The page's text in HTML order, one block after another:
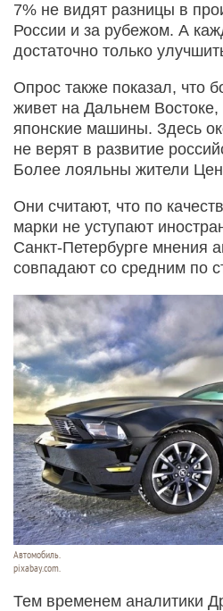
7% не видят разницы в
России и за рубежом. А
достаточно только
Опрос также показал, что
живет на Дальнем Востоке,
японские машины. Здесь
не верят в развитие
Более лояльны жители
Они считают, что по
марки не уступают
Санкт-Петербурге мнения
совпадают со средним по
Автомобиль.
pixabay.com.
Тем временем аналитики